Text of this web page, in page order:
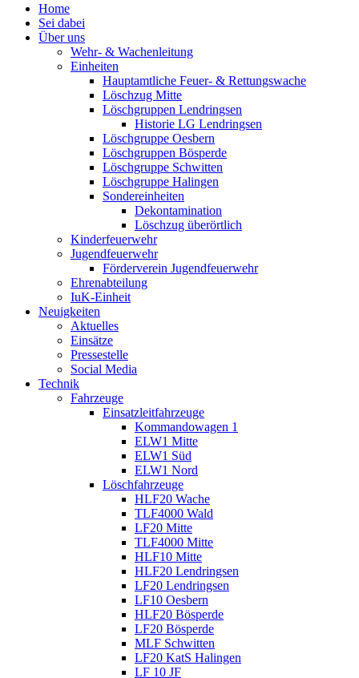
Home
Sei dabei
Über uns
Wehr- & Wachenleitung
Einheiten
Hauptamtliche Feuer- & Rettungswache
Löschzug Mitte
Löschgruppen Lendringsen
Historie LG Lendringsen
Löschgruppe Oesbern
Löschgruppen Bösperde
Löschgruppe Schwitten
Löschgruppe Halingen
Sondereinheiten
Dekontamination
Löschzug überörtlich
Kinderfeuerwehr
Jugendfeuerwehr
Förderverein Jugendfeuerwehr
Ehrenabteilung
IuK-Einheit
Neuigkeiten
Aktuelles
Einsätze
Pressestelle
Social Media
Technik
Fahrzeuge
Einsatzleitfahrzeuge
Kommandowagen 1
ELW1 Mitte
ELW1 Süd
ELW1 Nord
Löschfahrzeuge
HLF20 Wache
TLF4000 Wald
LF20 Mitte
TLF4000 Mitte
HLF10 Mitte
HLF20 Lendringsen
LF20 Lendringsen
LF10 Oesbern
HLF20 Bösperde
LF20 Bösperde
MLF Schwitten
LF20 KatS Halingen
LF 10 JF